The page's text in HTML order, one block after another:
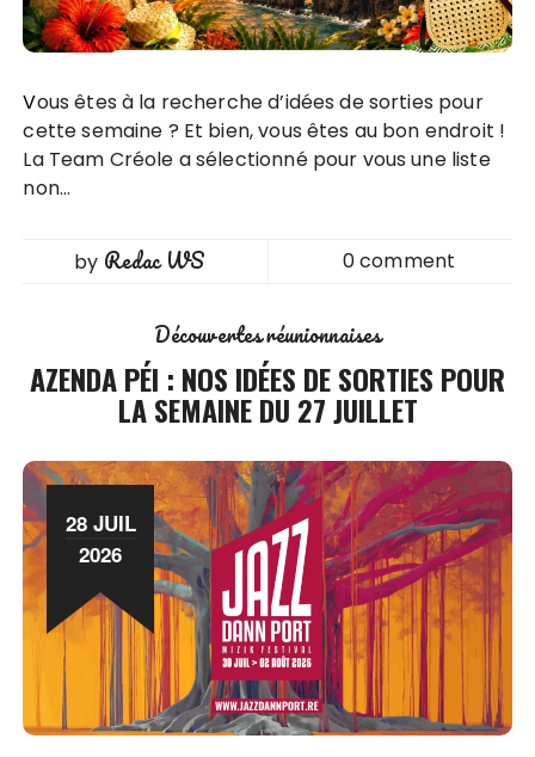
Vous êtes à la recherche d’idées de sorties pour
cette semaine ? Et bien, vous êtes au bon endroit !
La Team Créole a sélectionné pour vous une liste
non…
by Redac WS 0 comment
Découvertes réunionnaises
AZENDA PÉI : NOS IDÉES DE SORTIES POUR
LA SEMAINE DU 27 JUILLET
28 JUIL
2026